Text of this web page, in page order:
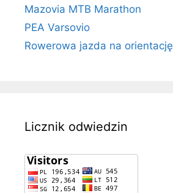
Mazovia MTB Marathon
PEA Varsovio
Rowerowa jazda na orientację
Licznik odwiedzin